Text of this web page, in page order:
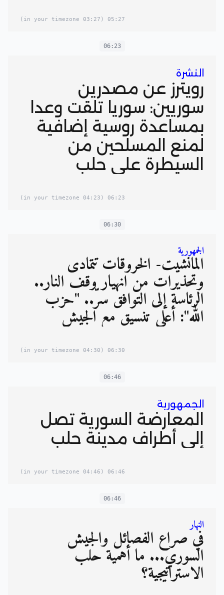
05:27
(03:27 in your timezone)
06:23
النشرة
رويترز عن مصدرين
سوريين: سوريا تلقت وعدا
بمساعدة روسية إضافية
لمنع المسلحين من
السيطرة على حلب
06:23
(04:23 in your timezone)
06:30
الجمهورية
المانشيت- الخروقات تتمادى
وتحذيرات من انهيار وقف النار..
الرئاسة إلى التوافق سرّ.. "حزب
الله": أعلى تنسيق مع الجيش
06:30
(04:30 in your timezone)
06:46
الجمهورية
المعارضة السورية تصل
إلى أطراف مدينة حلب
06:46
(04:46 in your timezone)
06:46
النهار
في صراع الفصائل والجيش
السوري... ما أهمية حلب
الاستراتيجية؟